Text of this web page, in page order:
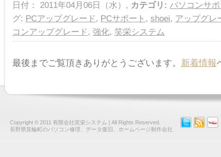
日付： 2011年04月06日（水）, カテゴリ: パソコンサ
グ: PCアップグレード, PCサポート , shoei, アップグレ
コンアップグレード, 強化, 笑栄システム
最後までご覧頂きありがとうございます。 新着情報
Copyright © 2011 有限会社笑栄システム | All Rights Reserved.
長野県箕輪町のパソコン修理、データ復旧、ホームページ制作会社